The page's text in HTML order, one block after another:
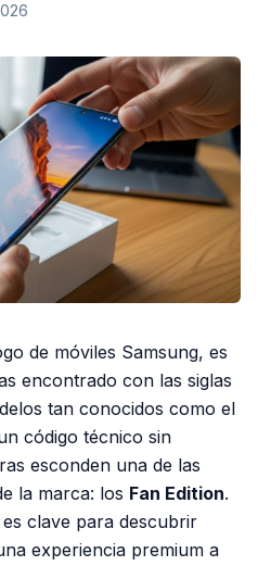
de móviles Samsung, es
encontrado con las siglas
tan conocidos como el
código técnico sin
esconden una de las
la marca: los Fan Edition.
clave para descubrir
experiencia premium a